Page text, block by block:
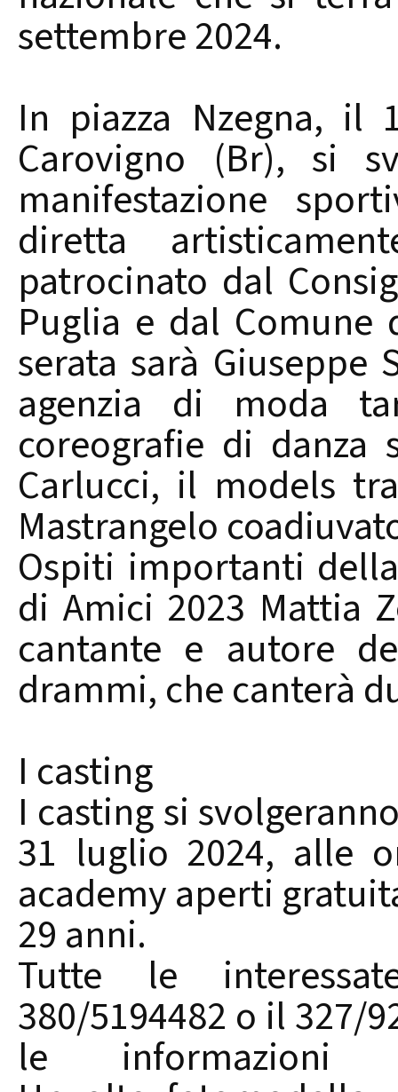
settembre 2024.
In piazza Nzegna, il
Carovigno (Br), si
manifestazione
diretta
patrocinato dal
Puglia e dal Comune
serata sarà
agenzia di moda
coreografie di danza
Carlucci, il models
Mastrangelo
Ospiti importanti
di Amici 2023 Mattia
cantante e autore
drammi, che canterà
I casting
I casting si
31 luglio 2024, alle
academy aperti
29 anni.
Tutte le
380/5194482 o il 327/
le informazioni